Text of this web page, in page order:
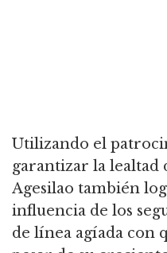
Utilizando el
garantizar la lealtad
Agesilao también
influencia de los
de línea agíada con